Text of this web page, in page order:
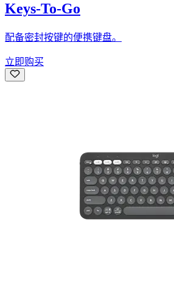
Keys-To-Go
配备密封按键的便携键盘。
立即购买